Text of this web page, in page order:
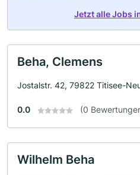
Jetzt alle Jobs
Beha, Clemens
Jostalstr. 42, 79822 Titisee-
0.0 (0
Wilhelm Beha